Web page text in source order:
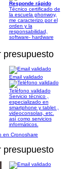
Responde rápido
Técnico certificado de
la escuela phonwoy,
me caracterizo por el
orden y la
responsabilidad,
software- hardware
presupuesto
Email validado
Teléfono validado
Servicio técnico ,
especializado en
smartphone y tablet ,
videoconsolas, etc.
así como servicios
informáticos.
en Cronoshare
presupuesto